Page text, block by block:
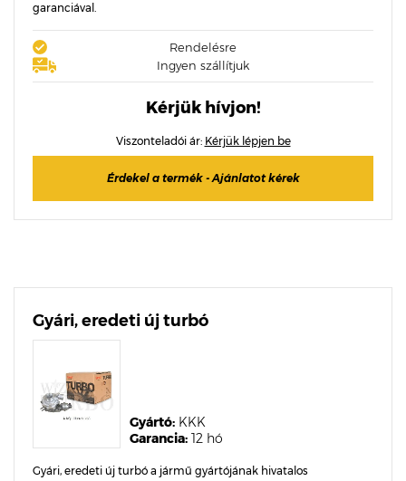
garanciával.
Rendelésre
Ingyen szállítjuk
Kérjük hívjon!
Viszonteladói ár: Kérjük lépjen be
Érdekel a termék - Ajánlatot kérek
Gyári, eredeti új turbó
Garancia: 12 hó
Gyártó: KKK
Gyári, eredeti új turbó a jármű gyártójának hivatalos